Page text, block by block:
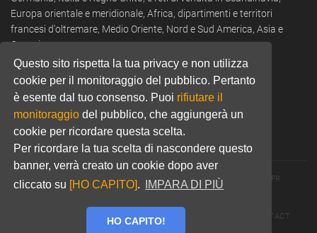
Questo sito rispetta la tua privacy e non utilizza
cookie per il monitoraggio del pubblico. Pertanto
è esente dal tuo consenso. Puoi rifiutare il
monitoraggio del pubblico, che aggiungerà un
cookie per ricordare questa scelta.
Per ricordare la tua scelta di nascondere questo
banner, verrà creato un cookie dopo aver
cliccato su [HO CAPITO]. IMPARA DI PIÙ
HO CAPITO!
Europa orientale e meridionale, Africa, dipartimenti e territori
francesi d'oltremare, Medio Oriente, Nord e Sud America, Asia e
Oceania.
+39 0322 53 94 50
Email:commercial@jallatte.fr
Website:www.jallatte.fr
© 2026 JALLATTE - ALL RIGHTS RESERVEDWWW.JALLATTE.FR
POLITIQUE DE CONFIDENTIALITÉ
CONTACT